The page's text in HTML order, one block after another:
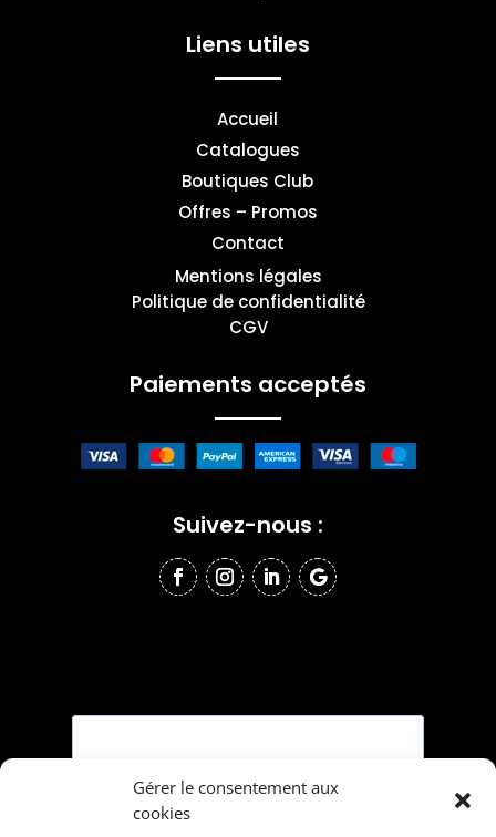
Gérer le consentement aux
cookies
Liens utiles
Accueil
Catalogues
Boutiques Club
Offres – Promos
Contact
Mentions légales
Politique de confidentialité
CGV
Paiements acceptés
Suivez-nous :